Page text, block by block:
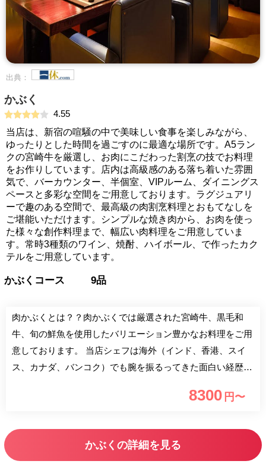
出典：
かぶく
4.55
当店は、新宿の喧騒の中で美味しい食事を楽しみながら、
ゆったりとした時間を過ごすのに最適な場所です。A5ラン
クの宮崎牛を厳選し、お肉にこだわった割烹の技でお料理
をお作りしています。店内は高級感のある落ち着いた雰囲
気で、バーカウンター、半個室、VIPルーム、ダイニングス
ペースと多彩な空間をご用意しております。ラグジュアリ
ーで趣のある空間で、最高級の肉割烹料理とおもてなしを
ご堪能いただけます。シンプルな焼き肉から、お肉を使っ
た様々な創作料理まで、幅広い肉料理をご用意していま
す。常時3種類のワイン、焼酎、ハイボール、で作ったカク
テルをご用意しています。
かぶくコース 9品
肉かぶくとは？？肉かぶくでは厳選された宮崎牛、黒毛和
牛、旬の鮮魚を使用したバリエーション豊かなお料理をご用
意しております。 当店シェフは海外（インド、香港、スイ
ス、カナダ、バンコク）でも腕を振るってきた面白い経歴の
版料理の鉄人にも出演し勝利。豊富なワインも揃え、ソムリ
す。
8300 円〜
かぶくの詳細を見る